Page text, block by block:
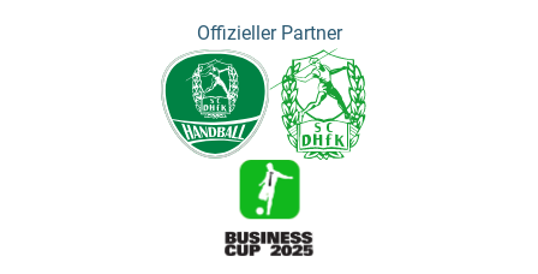
Offizieller Partner